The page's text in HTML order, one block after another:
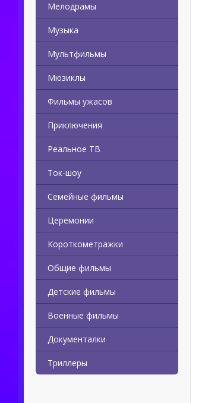
Мелодрамы
Музыка
Мультфильмы
Мюзиклы
Фильмы ужасов
Приключения
Реальное ТВ
Ток-шоу
Семейные фильмы
Церемонии
Короткометражки
Общие фильмы
Детские фильмы
Военные фильмы
Документалки
Триллеры